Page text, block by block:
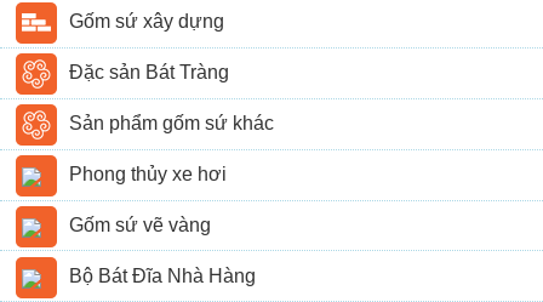
Gốm sứ xây dựng
Đặc sản Bát Tràng
Sản phẩm gốm sứ khác
Phong thủy xe hơi
Gốm sứ vẽ vàng
Bộ Bát Đĩa Nhà Hàng